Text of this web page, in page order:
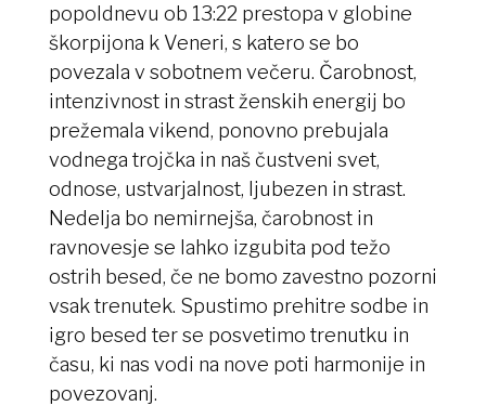
popoldnevu ob 13:22 prestopa v globine
škorpijona k Veneri, s katero se bo
povezala v sobotnem večeru. Čarobnost,
intenzivnost in strast ženskih energij bo
prežemala vikend, ponovno prebujala
vodnega trojčka in naš čustveni svet,
odnose, ustvarjalnost, ljubezen in strast.
Nedelja bo nemirnejša, čarobnost in
ravnovesje se lahko izgubita pod težo
ostrih besed, če ne bomo zavestno pozorni
vsak trenutek. Spustimo prehitre sodbe in
igro besed ter se posvetimo trenutku in
času, ki nas vodi na nove poti harmonije in
povezovanj.